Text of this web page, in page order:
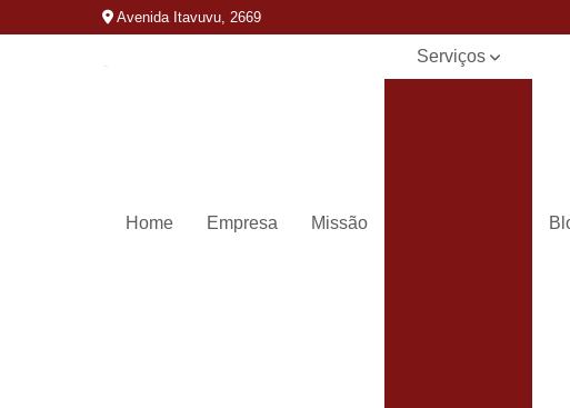
Avenida Itavuvu, 2669
Home Empresa Missão
Serviços